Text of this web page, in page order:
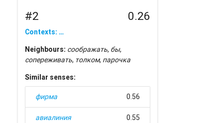
#2 0.26
Contexts: …
Neighbours: соображать, бы,
сопереживать, толком, парочка
Similar senses:
фирма 0.56
авиалиния 0.55